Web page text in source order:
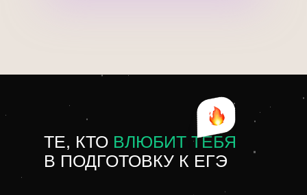
ТЕ, КТО ВЛЮБИТ ТЕБЯ
В ПОДГОТОВКУ К ЕГЭ